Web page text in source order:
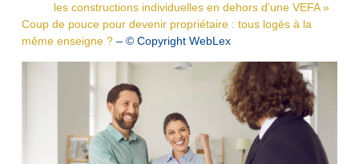
les constructions individuelles en dehors d’une VEFA »
Coup de pouce pour devenir propriétaire : tous logés à la
même enseigne ?– © Copyright WebLex